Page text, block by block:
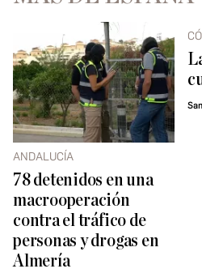
ANDALUCÍA
78 detenidos en una
macrooperación
contra el tráfico de
personas y drogas en
Almería